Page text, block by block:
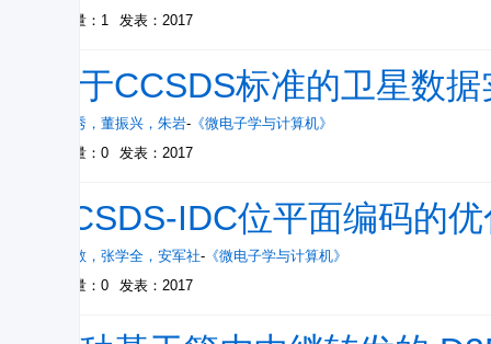
被引量：1
发表：2017
基于CCSDS标准的卫星数
刘秀秀 ， 董振兴 ， 朱岩- 《微电子学与计算机》
被引量：0
发表：2017
CCSDS-IDC位平面编码的
周文敬 ， 张学全 ， 安军社- 《微电子学与计算机》
被引量：0
发表：2017